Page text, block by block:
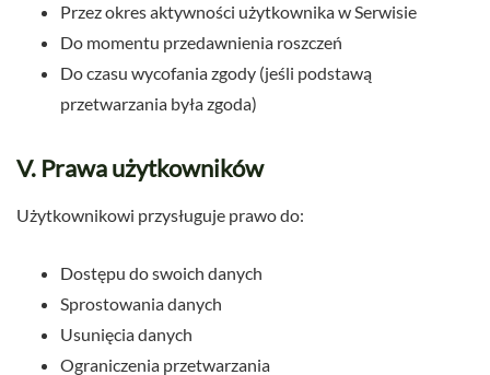
Przez okres aktywności użytkownika w Serwisie
Do momentu przedawnienia roszczeń
Do czasu wycofania zgody (jeśli podstawą
przetwarzania była zgoda)
V. Prawa użytkowników
Użytkownikowi przysługuje prawo do:
Dostępu do swoich danych
Sprostowania danych
Usunięcia danych
Ograniczenia przetwarzania